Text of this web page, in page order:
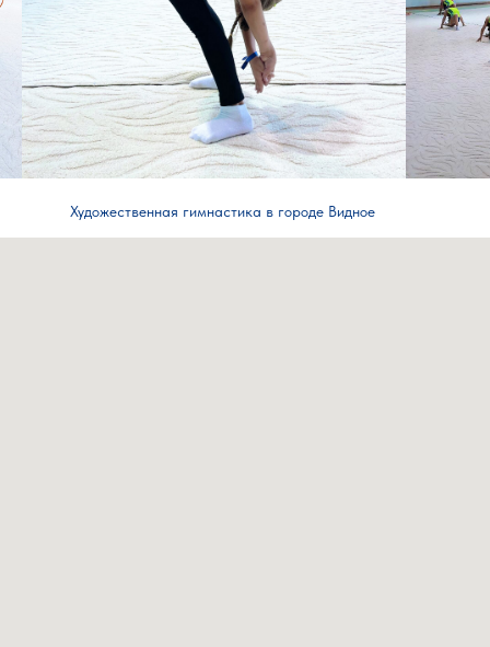
Художественная гимнастика в городе Видное